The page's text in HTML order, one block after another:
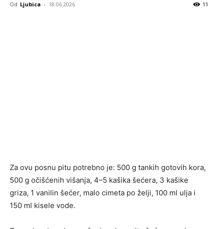
Od Ljubica - 18.06.2026 11
Za ovu posnu pitu potrebno je: 500 g tankih gotovih kora,
500 g očišćenih višanja, 4–5 kašika šećera, 3 kašike
griza, 1 vanilin šećer, malo cimeta po želji, 100 ml ulja i
150 ml kisele vode.